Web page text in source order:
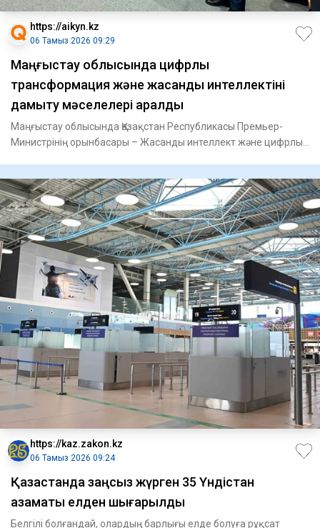
https://aikyn.kz
06 Тамыз 2026 09:29
Маңғыстау облысында цифрлық
трансформация және жасанды интеллектіні
дамыту мәселелері қаралды
Маңғыстау облысында Қазақстан Республикасы Премьер-
Министрінің орынбасары – Жасанды интеллект және цифрлық
https://kaz.zakon.kz
06 Тамыз 2026 09:24
Қазақстанда заңсыз жүрген 35 Үндістан
азаматы елден шығарылды
Белгілі болғандай, олардың барлығы елде болуға рұқсат